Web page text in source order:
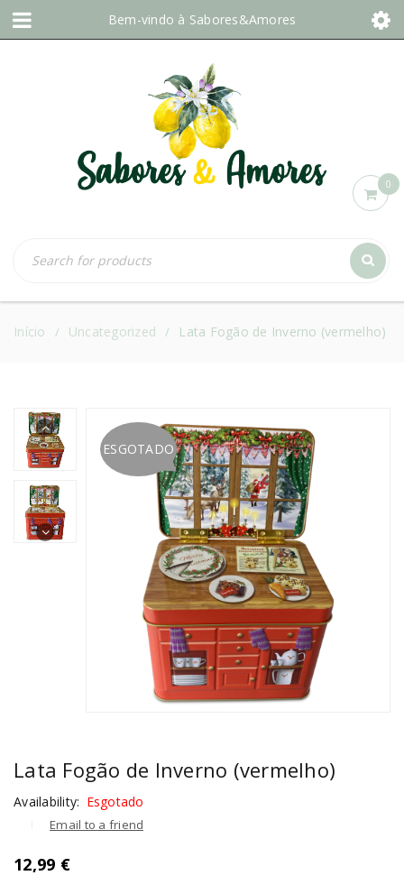
Bem-vindo à Sabores&Amores
0
Início / Uncategorized / Lata Fogão de Inverno (vermelho)
ESGOTADO
Lata Fogão de Inverno (vermelho)
Availability: Esgotado
Email to a friend
12,99 €